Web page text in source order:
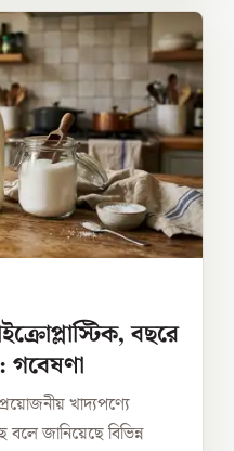
বছরে
গবেষণা
খাদ্যপণ্যে
বলে জানিয়েছে বিভিন্ন